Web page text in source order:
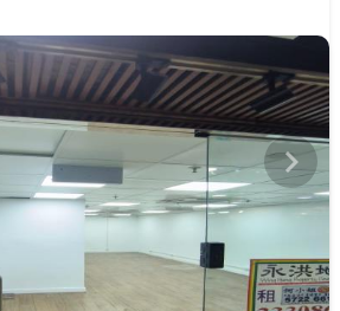
chevron_right